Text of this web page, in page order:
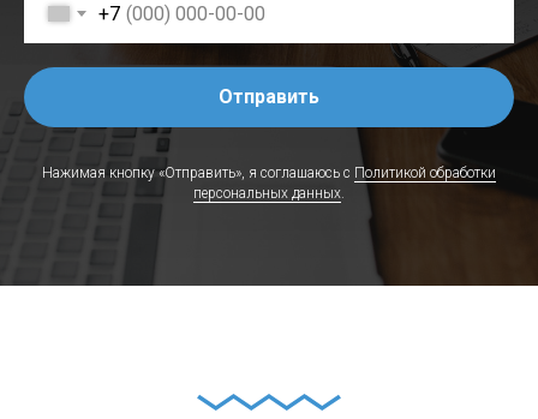
+7
Отправить
Нажимая кнопку «Отправить», я соглашаюсь с Политикой обработки
персональных данных